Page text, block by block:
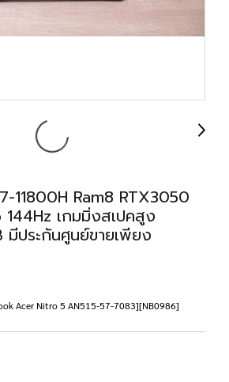
11800H Ram8 RTX3050
144Hz เกมมิ่งสเปคสูง
มีประกันศูนย์ขายเพียง
Acer Nitro 5 AN515-57-7083][NB0986]